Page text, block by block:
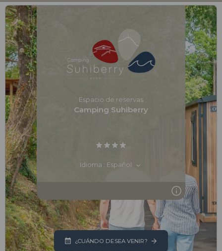
Espacio de reservas
Camping Suhiberry
Idioma : Español
¿CUÁNDO DESEA VENIR?